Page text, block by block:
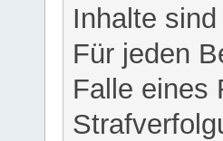
Inhalte
Für jeden
Falle eines